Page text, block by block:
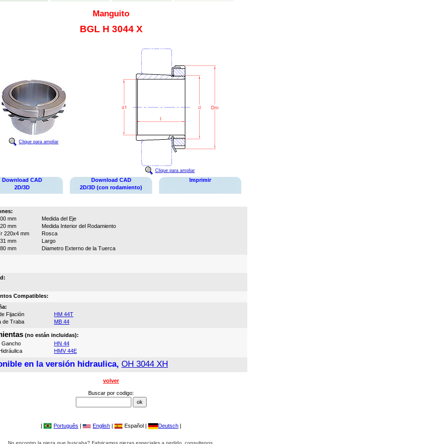
Manguito
BGL H 3044 X
Clique para ampliar
Clique para ampliar
Download CAD
2D/3D
Download CAD
2D/3D (con rodamiento)
Imprimir
mm
Medida del Eje
mm
Medida Interior del Rodamiento
220x4 mm
Rosca
mm
Largo
mm
Diametro Externo de la Tuerca
Compatibles:
Fijación
HM 44T
de Traba
MB 44
(no están incluidas):
Gancho
HN 44
HMV 44E
en la versión hidraulica, OH 3044 XH
volver
Buscar por codigo:
| Português | English | Español | Deutsch |
No encontro la pieza que buscaba? Fabricamos piezas especiales a pedido, consultenos.